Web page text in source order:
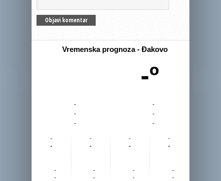
Vremenska prognoza - Đakovo
-º
-
-
-
-
-
-
-
-
-
-
-
-
-
-
-
-
-
-
-
-
-
-